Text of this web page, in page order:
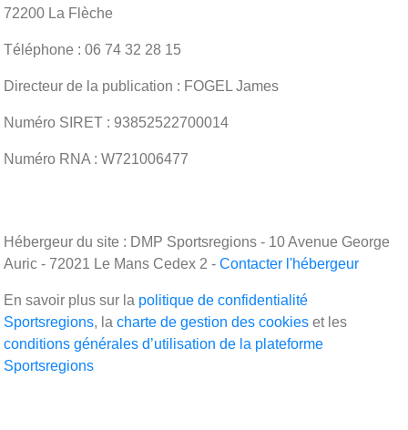
72200 La Flèche
Téléphone : 06 74 32 28 15
Directeur de la publication : FOGEL James
Numéro SIRET : 93852522700014
Numéro RNA : W721006477
Hébergeur du site : DMP Sportsregions - 10 Avenue George
Auric - 72021 Le Mans Cedex 2 - Contacter l'hébergeur
En savoir plus sur la politique de confidentialité
Sportsregions, la charte de gestion des cookies et les
conditions générales d’utilisation de la plateforme
Sportsregions